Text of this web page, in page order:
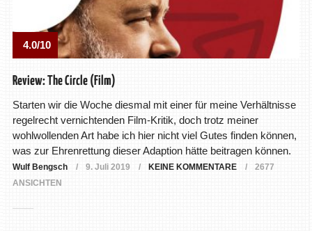
4.0/10
Review: The Circle (Film)
Starten wir die Woche diesmal mit einer für meine Verhältnisse
regelrecht vernichtenden Film-Kritik, doch trotz meiner
wohlwollenden Art habe ich hier nicht viel Gutes finden können,
was zur Ehrenrettung dieser Adaption hätte beitragen können.
Wulf Bengsch 9. Juli 2019 KEINE KOMMENTARE
2677
ANSICHTEN